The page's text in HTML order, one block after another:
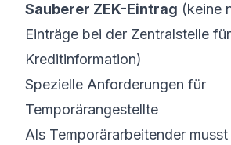
Sauberer ZEK-Eintrag (keine
Einträge bei der Zentralstelle für
Kreditinformation)
Spezielle Anforderungen für
Temporärangestellte
Als Temporärarbeitender